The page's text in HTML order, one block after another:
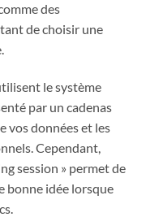
des
de choisir une
le système
par un cadenas
vos données et les
Cependant,
session » permet de
bonne idée lorsque